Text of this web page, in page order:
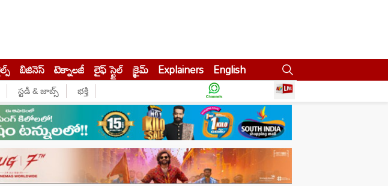
బిజినెస్‌ టెక్నాలజీ లైఫ్ స్టైల్ క్రైమ్ Explainers English
స్టడీ & జాబ్స్ భక్తి